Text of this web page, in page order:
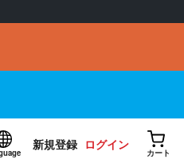
新規登録 ログイン
カート